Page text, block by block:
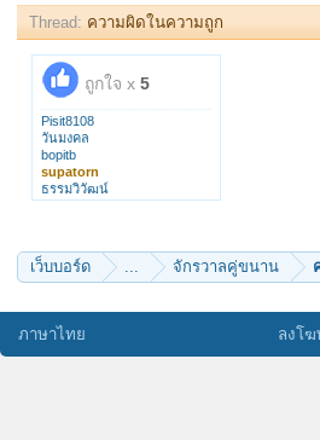
Thread: ความผิดในความถูก
ถูกใจ x 5
Pisit8108
วันมงคล
bopitb
supatorn
ธรรมวิวัฒน์
เว็บบอร์ด ... จักรวาลคู่ขนาน
ภาษาไทย ลงโ